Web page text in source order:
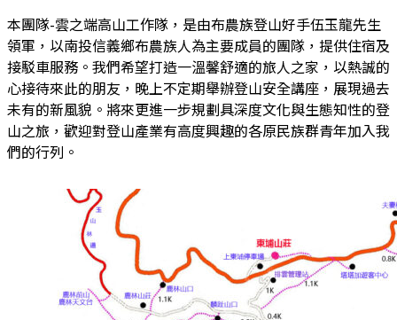
本團隊-雲之端高山工作隊，是由布農族登山好手伍玉龍先生
領軍，以南投信義鄉布農族人為主要成員的團隊，提供住宿及
接駁車服務。我們希望打造一溫馨舒適的旅人之家，以熱誠的
心接待來此的朋友，晚上不定期舉辦登山安全講座，展現過去
未有的新風貌。將來更進一步規劃具深度文化與生態知性的登
山之旅，歡迎對登山產業有高度興趣的各原民族群青年加入我
們的行列。